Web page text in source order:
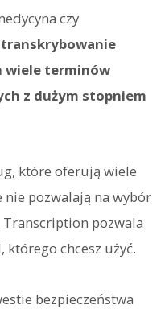
czy
wiele terminów
z dużym stopniem
które oferują wiele
pozwalają na wybór
pozwala
którego chcesz użyć.
bezpieczeństwa